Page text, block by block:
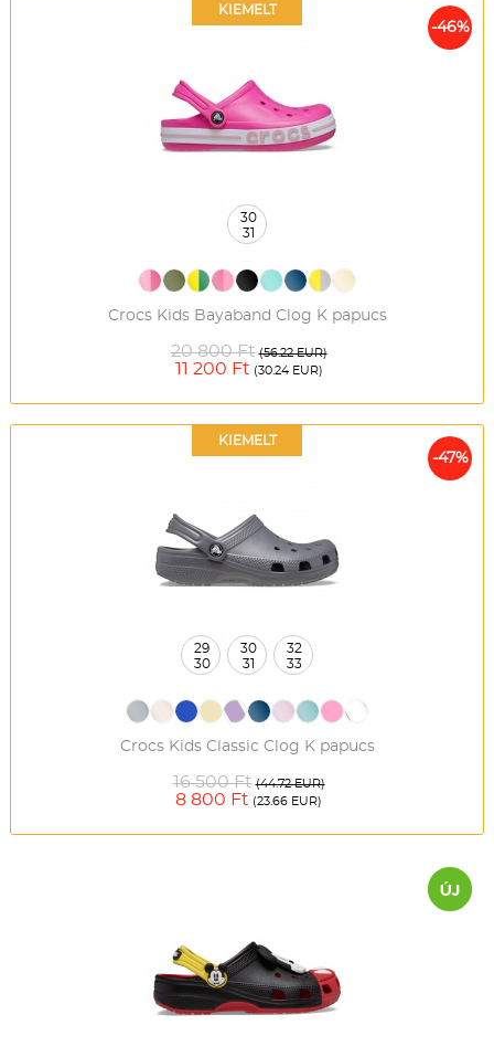
-46%
Crocs Kids Bayaband Clog K papucs
20 800 Ft (56.22 EUR)
11 200 Ft (30.24 EUR)
KIEMELT
30
31
-47%
Crocs Kids Classic Clog K papucs
16 500 Ft (44.72 EUR)
8 800 Ft (23.66 EUR)
KIEMELT
29
30
30
31
32
33